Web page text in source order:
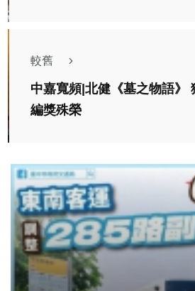
較舊
中嘉寬頻|北健《墓之物語》
編獎殊榮